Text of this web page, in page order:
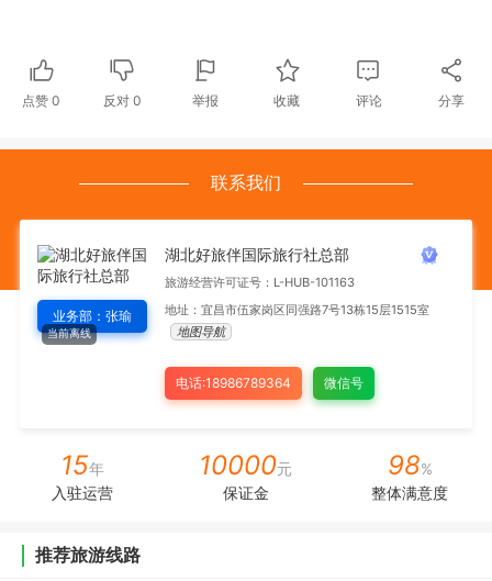
点赞 0 反对0 举报 收藏 评论 分享
联系我们
当前离线
业务部：张瑜
湖北好旅伴国际旅行社总部
旅游经营许可证号：L-HUB-101163
地址：宜昌市伍家岗区同强路7号13栋15层1515室
地图导航
电话:18986789364 微信号
15年
入驻运营
10000元
保证金
98%
整体满意度
推荐旅游线路